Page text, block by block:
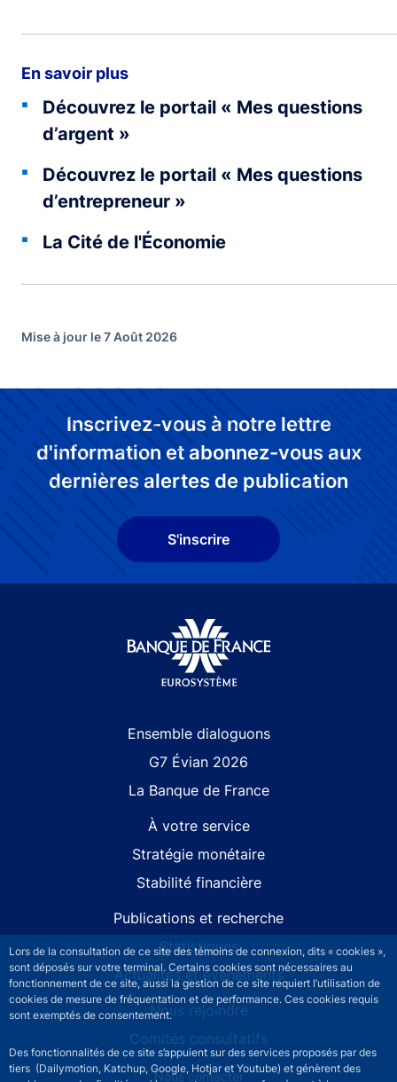
Lors de la consultation de ce site des témoins de connexion, dits « cookies »,
sont déposés sur votre terminal. Certains cookies sont nécessaires au
fonctionnement de ce site, aussi la gestion de ce site requiert l’utilisation de
cookies de mesure de fréquentation et de performance. Ces cookies requis
sont exemptés de consentement.
Des fonctionnalités de ce site s’appuient sur des services proposés par des
tiers (Dailymotion, Katchup, Google, Hotjar et Youtube) et génèrent des
En savoir plus
Découvrez le portail « Mes questions
d’argent »
Découvrez le portail « Mes questions
d’entrepreneur »
La Cité de l'Économie
Mise à jour le 7 Août 2026
Inscrivez-vous à notre lettre
d'information et abonnez-vous aux
dernières alertes de publication
S'inscrire
Ensemble dialoguons
G7 Évian 2026
La Banque de France
À votre service
Stratégie monétaire
Stabilité financière
Publications et recherche
Statistiques
Actualités et événements
Nous rejoindre
Comités consultatifs
Footer secondary menuNous contacter